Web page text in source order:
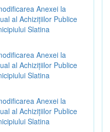
Anexei la
al Achizițiilor Publice
Slatina
Anexei la
al Achizițiilor Publice
Slatina
Anexei la
al Achizițiilor Publice
Slatina